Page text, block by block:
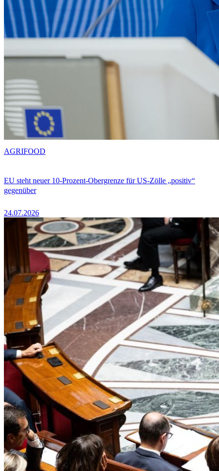
EU steht neuer 10-Prozent-Obergrenze für US-Zölle „positiv“
gegenüber
24.07.2026
AGRIFOOD